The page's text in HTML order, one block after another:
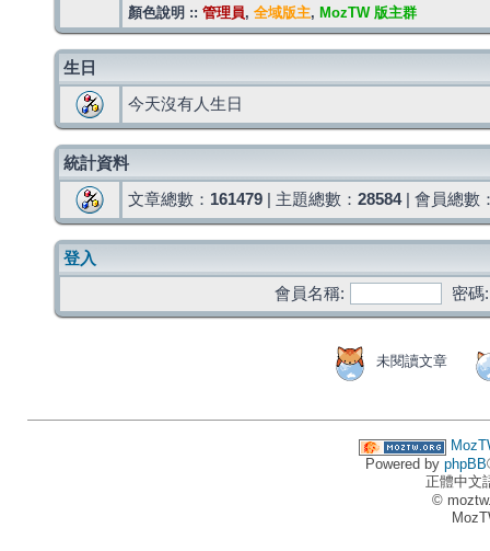
顏色說明 :: 管理員, 全域版主, MozTW 版主群
生日
今天沒有人生日
統計資料
文章總數： 161479 | 主題總數： 28584| 會員總數
登入
會員名稱:
密碼:
未閱讀文章
Powered by phpBB
正體中文
©